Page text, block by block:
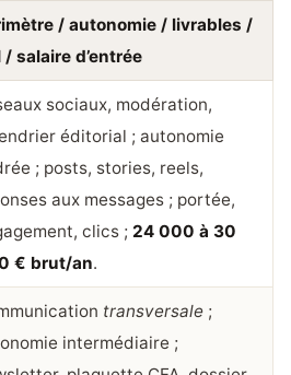
/ autonomie / livrables /
/ salaire d’entrée
sociaux, modération,
éditorial ; autonomie
; posts, stories, reels,
aux messages ; portée,
clics ; 24 000 à 30
€ brut/an.
transversale ;
intermédiaire ;